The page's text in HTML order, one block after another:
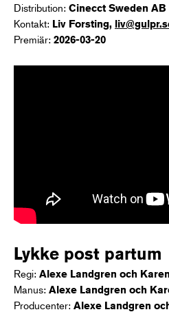
Distribution: Cinecct Sweden AB
Kontakt: Liv Forsting,
Premiär: 2026-03-20
Lykke post partum
Regi: Alexe Landgren och
Manus: Alexe Landgren och
Producenter: Alexe Landgren